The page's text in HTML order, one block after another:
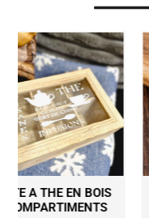
BOULE A THE
COEUR AVEC